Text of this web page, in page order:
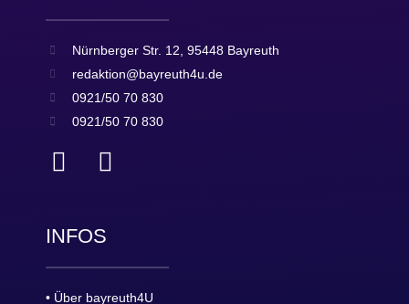
Nürnberger Str. 12, 95448 Bayreuth
redaktion@bayreuth4u.de
0921/50 70 830
0921/50 70 830
INFOS
• Über bayreuth4U